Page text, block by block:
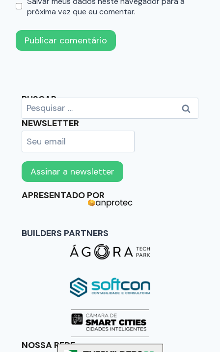
próxima vez que eu comentar.
BUSCAR
NEWSLETTER
APRESENTADO POR
BUILDERS PARTNERS
NOSSA REDE